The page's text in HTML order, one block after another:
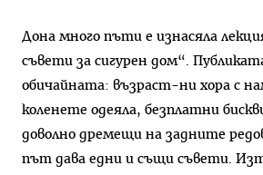
Дона много пъти е изнасяла
съвети за сигурен дом“.
обичайната: възраст-ни хора с
коленете одеяла, безплатни
доволно дремещи на задните
път дава едни и същи съвети.